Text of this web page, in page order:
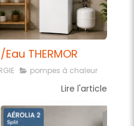
THERMOR
pompes à chaleur
Lire l'article